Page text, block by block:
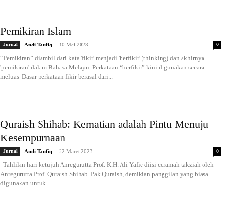
Pemikiran Islam
Jurnal Andi Taufiq - 10 Mei 2023 0
“Pemikiran” diambil dari kata 'fikir' menjadi 'berfikir' (thinking) dan akhirnya
'pemikiran' dalam Bahasa Melayu. Perkataan “berfikir” kini digunakan secara
meluas. Dasar perkataan fikir berasal dari...
Quraish Shihab: Kematian adalah Pintu Menuju
Kesempurnaan
Jurnal Andi Taufiq - 22 Maret 2023 0
Tahlilan hari ketujuh Anregurutta Prof. K.H. Ali Yafie diisi ceramah takziah oleh
Anregurutta Prof. Quraish Shihab. Pak Quraish, demikian panggilan yang biasa
digunakan untuk...